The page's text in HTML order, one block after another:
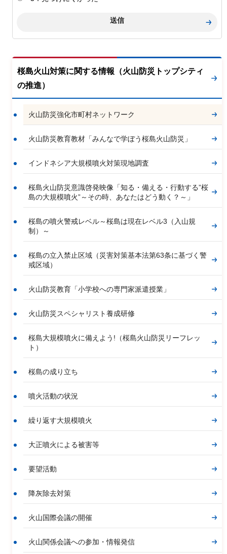
桜島火山対策に関する情報（火山防災トップシティ
の推進）
火山防災強化市町村ネットワーク
火山防災教育教材「みんなで学ぼう桜島火山防災」
インドネシア大規模噴火対策現地調査
桜島火山防災意識啓発映像「知る・備える・行動する”桜
島の大規模噴火”～その時、あなたはどう動く？～」
桜島の噴火警戒レベル～桜島は現在レベル3（入山規
制）～
桜島の立入禁止区域（災害対策基本法第63条に基づく警
戒区域）
火山防災教育「小学校への専門家派遣授業」
火山防災スペシャリスト養成研修
桜島大規模噴火に備えよう!（桜島火山防災リーフレッ
ト）
桜島の成り立ち
噴火活動の状況
繰り返す大規模噴火
大正噴火による被害等
要望活動
降灰除去対策
火山国際会議の開催
火山関係会議への参加・情報発信